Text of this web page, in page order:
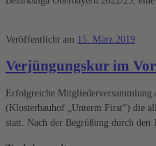
Veröffentlicht am 15. März 2019
Verjüngungskur im
Erfolgreiche Mitgliederversammlung
(Klosterbauhof „Unterm First“) die
statt. Nach der Begrüßung durch